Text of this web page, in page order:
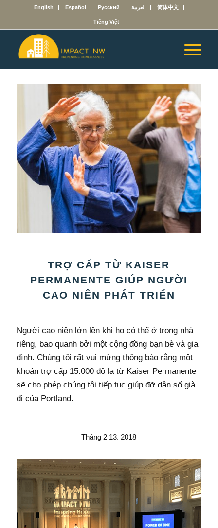
English Español Русский العربية 简体中文
Tiếng Việt
TRỢ CẤP TỪ KAISER
PERMANENTE GIÚP NGƯỜI
CAO NIÊN PHÁT TRIỂN
Người cao niên lớn lên khi họ có thể ở trong nhà
riêng, bao quanh bởi một cộng đồng bạn bè và gia
đình. Chúng tôi rất vui mừng thông báo rằng một
khoản trợ cấp 15.000 đô la từ Kaiser Permanente
sẽ cho phép chúng tôi tiếp tục giúp đỡ dân số già
đi của Portland.
Tháng 2 13, 2018